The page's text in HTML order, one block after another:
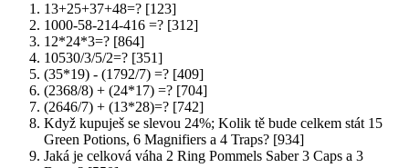
13+25+37+48=? [123]
1000-58-214-416 =? [312]
12*24*3=? [864]
10530/3/5/2=? [351]
(35*19) - (1792/7) =? [409]
(2368/8) + (24*17) =? [704]
(2646/7) + (13*28)=? [742]
Když kupuješ se slevou 24%; Kolik tě bude celkem stát 15
Green Potions, 6 Magnifiers a 4 Traps? [934]
Jaká je celková váha 2 Ring Pommels Saber 3 Caps a 3